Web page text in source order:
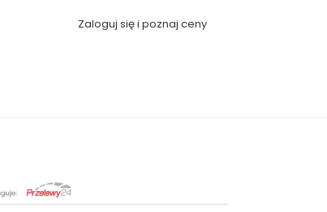
Zaloguj się i poznaj ceny